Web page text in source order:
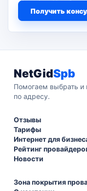
Получить
NetGidSpb
Помогаем выбрать и
по адресу.
Отзывы
Тарифы
Интернет для
Рейтинг
Новости
Зона покрытия